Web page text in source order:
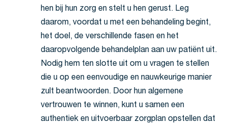
hen bij hun zorg en stelt u hen gerust. Leg
daarom, voordat u met een behandeling begint,
het doel, de verschillende fasen en het
daaropvolgende behandelplan aan uw patiënt uit.
Nodig hem ten slotte uit om u vragen te stellen
die u op een eenvoudige en nauwkeurige manier
zult beantwoorden. Door hun algemene
vertrouwen te winnen, kunt u samen een
authentiek en uitvoerbaar zorgplan opstellen dat